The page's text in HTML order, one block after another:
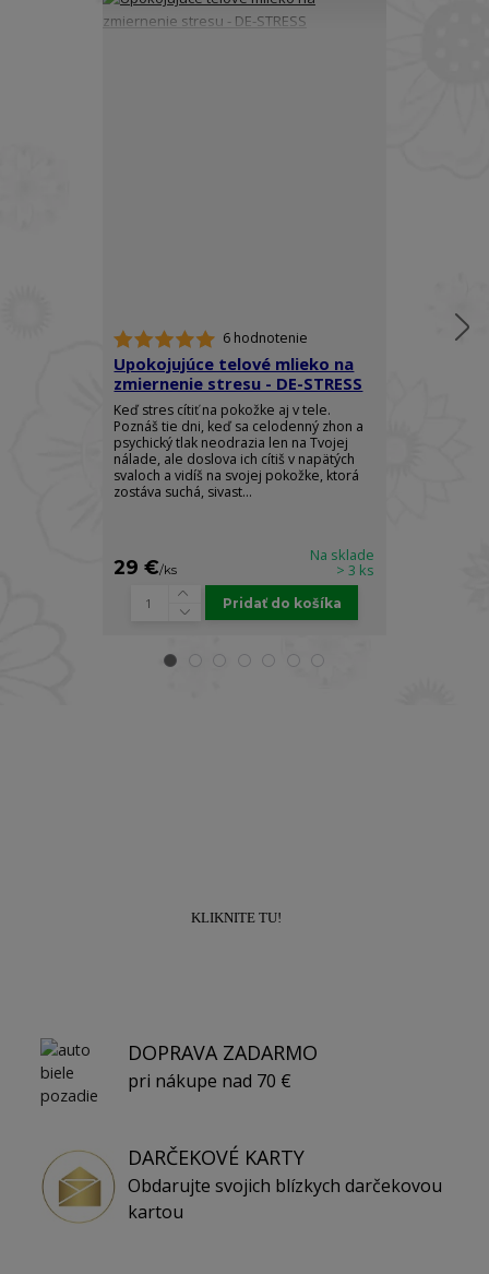
6 hodnotenie
Upokojujúce telové mlieko na
zmiernenie stresu - DE-STRESS
Keď stres cítiť na pokožke aj v tele.
Poznáš tie dni, keď sa celodenný zhon a
psychický tlak neodrazia len na Tvojej
nálade, ale doslova ich cítiš v napätých
svaloch a vidíš na svojej pokožke, ktorá
zostáva suchá, sivast...
29 €/ks
Na sklade
> 3 ks
Pridať do košíka
KLIKNITE TU!
DOPRAVA ZADARMO
pri nákupe nad 70 €
DARČEKOVÉ KARTY
Obdarujte svojich blízkych darčekovou
kartou